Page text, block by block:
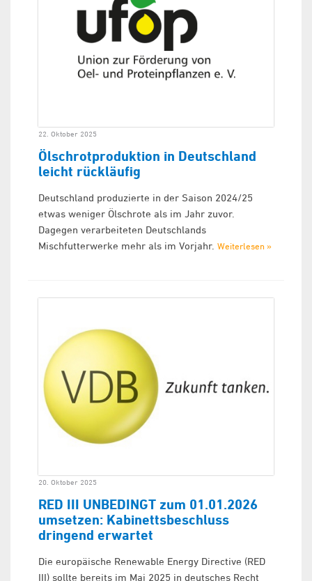
22. Oktober 2025
Ölschrotproduktion in Deutschland
leicht rückläufig
Deutschland produzierte in der Saison 2024/25
etwas weniger Ölschrote als im Jahr zuvor.
Dagegen verarbeiteten Deutschlands
Mischfutterwerke mehr als im Vorjahr. Weiterlesen »
20. Oktober 2025
RED III UNBEDINGT zum 01.01.2026
umsetzen: Kabinettsbeschluss
dringend erwartet
Die europäische Renewable Energy Directive (RED
III) sollte bereits im Mai 2025 in deutsches Recht